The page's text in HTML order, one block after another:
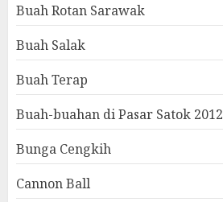
Buah Rotan Sarawak
Buah Salak
Buah Terap
Buah-buahan di Pasar Satok 2012
Bunga Cengkih
Cannon Ball